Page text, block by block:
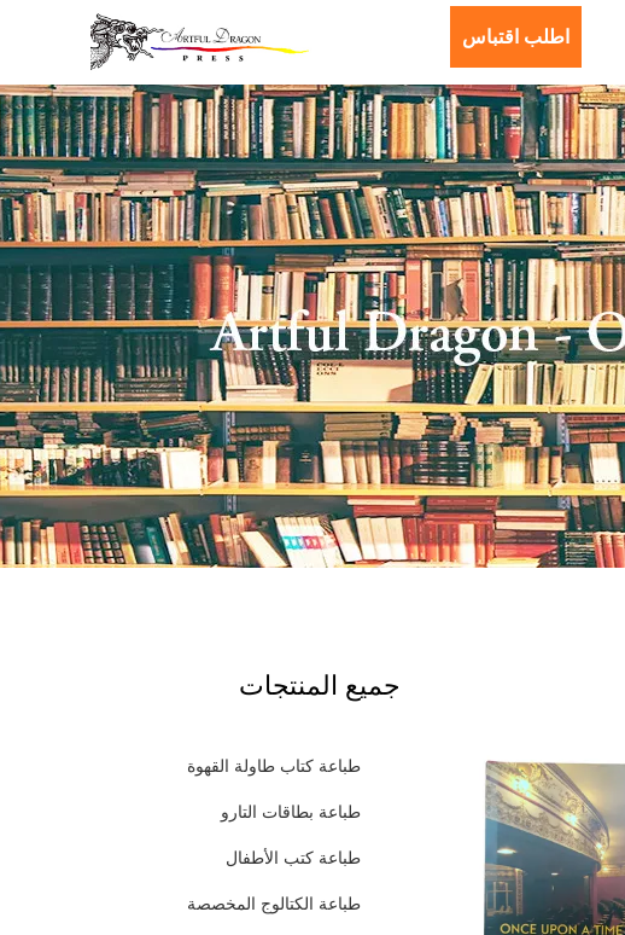
اطلب اقتباس
جميع المنتجات
طباعة كتاب طاولة القهوة
طباعة بطاقات التارو
طباعة كتب الأطفال
طباعة الكتالوج المخصصة